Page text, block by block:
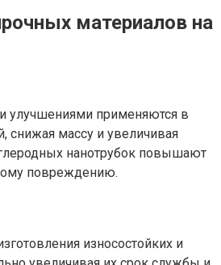
материалов на
улучшениями применяются в
снижая массу и увеличивая
нанотрубок повышают
повреждению.
износостойких и